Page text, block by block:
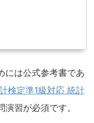
には公式参考書であ
検定準1級対応 統計
演習が必須です。